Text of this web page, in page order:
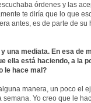
órdenes y las
te diría que lo que
antes, es de parte de
una mediata. En esa de
ella está haciendo, a la
le hace mal?
manera, un poco el
Yo creo que le